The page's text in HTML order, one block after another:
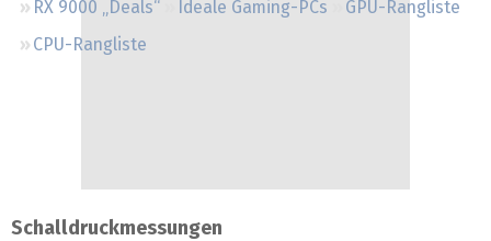
RX 9000 „Deals“
Ideale Gaming-PCs
GPU-Rangliste
CPU-Rangliste
Schalldruckmessungen